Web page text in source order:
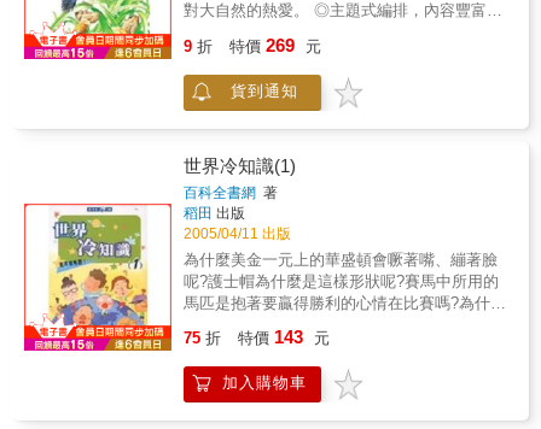
對大自然的熱愛。 ◎主題式編排，內容豐富，
奧祕一覽無遺。
9 折 特價 269 元
貨到通知
世界冷知識(1)
百科全書網 著
稻田 出版
2005/04/11 出版
為什麼美金一元上的華盛頓會噘著嘴、繃著臉
呢?護士帽為什麼是這樣形狀呢?賽馬中所用的
馬匹是抱著要贏得勝利的心情在比賽嗎?為什麼
瓶裝的啤酒呢?聖誕節為什麼叫「Xmas」?這些
疑問，不懂無所謂，懂了也沒什麼特別用處，
但就是會就是會令人忍不住好奇的想一窺究竟!
75 折 特價 143 元
加入購物車